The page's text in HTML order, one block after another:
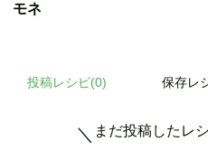
モネ
投稿レシピ(0) 保存レ
＼ まだ投稿したレ